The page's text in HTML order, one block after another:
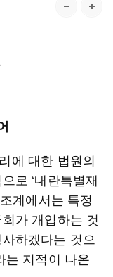
에 대한 법원의
로 ‘내란특별재
계에서는 특정
가 개입하는 것
하겠다는 것으
는 지적이 나온